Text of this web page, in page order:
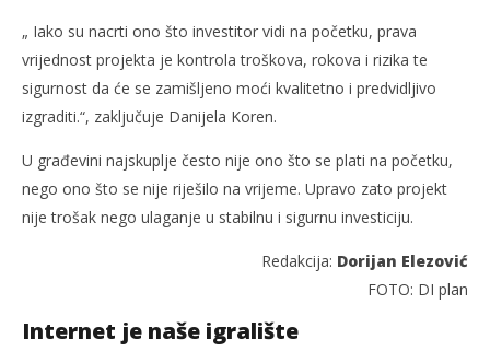
„ Iako su nacrti ono što investitor vidi na početku, prava
vrijednost projekta je kontrola troškova, rokova i rizika te
sigurnost da će se zamišljeno moći kvalitetno i predvidljivo
izgraditi.“, zaključuje Danijela Koren.
U građevini najskuplje često nije ono što se plati na početku,
nego ono što se nije riješilo na vrijeme. Upravo zato projekt
nije trošak nego ulaganje u stabilnu i sigurnu investiciju.
Redakcija: Dorijan Elezović
FOTO: DI plan
Internet je naše igralište